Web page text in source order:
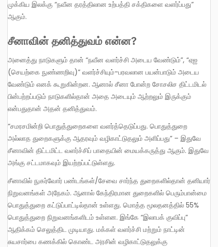
முக்கிய இலக்கு “நவீன தரத்திலான உற்பத்தி சக்திகளை வளர்ப்பது”
ஆகும்.
சீனாவின் தனித்துவம் என்ன?
அனைத்து நாடுகளும் தான் “நவீன வளர்ச்சி அடைய வேண்டும்”, “ஏஐ
(செயற்கை நுண்ணறிவு)” வளர்ச்சியும்-பரவலான பயன்பாடும் அடைய
வேண்டும் எனக் கூறுகின்றன. ஆனால் சீனா போன்ற சோசலிச திட்டமிடல்
பின்பற்றப்படும் நாடுகளில்தான் அதை அடையும் ஆற்றலும் இருக்கும்
என்பதுதான் அதன் தனித்துவம்.
“சமரசமின்றி பொதுத்துறைகளை வளர்த்தெடுப்பது. பொதுத்துறை
அல்லாத துறைகளுக்கு ஆதரவும் வழிகாட்டுதலும் அளிப்பது” – இதுவே
சீனாவின் திட்டமிட்ட வளர்ச்சிப் பாதையின் மையக்கருத்து ஆகும். இதுவே
அங்கு சட்டமாகவும் இயற்றப்பட்டுள்ளது.
சீனாவில் நுகர்வோர் பண்டங்கள்/சேவை சார்ந்த துறைகளில்தான் தனியார்
நிறுவனங்கள் அநேகம். ஆனால் கேந்திரமான துறைகளில் பெரும்பான்மை
பொதுத்துறை கட்டுப்பாட்டில்தான் உள்ளது. மொத்த மூலதனத்தில் 55%
பொதுத்துறை நிறுவனங்களிடம் உள்ளன. இங்கே “இலாபக் குவிப்பு”
ஆதிக்கம் செலுத்திட முடியாது. மக்கள் வளர்ச்சி மற்றும் நாட்டின்
சுயசார்பை கணக்கில் கொண்ட அரசின் வழிகாட்டுதலுக்கு